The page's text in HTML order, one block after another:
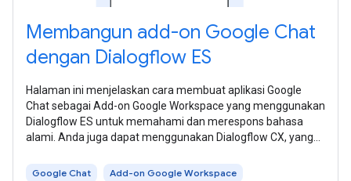
Membangun add-on Google Chat
dengan Dialogflow ES
Halaman ini menjelaskan cara membuat aplikasi Google
Chat sebagai Add-on Google Workspace yang menggunakan
Dialogflow ES untuk memahami dan merespons bahasa
alami. Anda juga dapat menggunakan Dialogflow CX, yang
Google Chat Add-on Google Workspace